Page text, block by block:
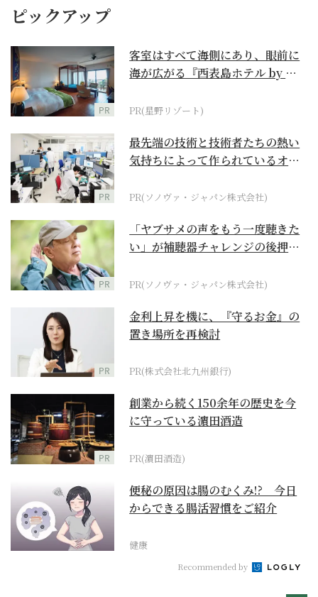
ピックアップ
PR
客室はすべて海側にあり、眼前に
海が広がる『西表島ホテル by 星
PR(星野リゾート)
PR
最先端の技術と技術者たちの熱い
気持ちによって作られているオー
PR(ソノヴァ・ジャパン株式会社)
PR
「ヤブサメの声をもう一度聴きた
い」が補聴器チャレンジの後押し
PR(ソノヴァ・ジャパン株式会社)
PR
金利上昇を機に、『守るお金』の
置き場所を再検討
PR(株式会社北九州銀行)
PR
創業から続く150余年の歴史を今
に守っている濵田酒造
PR(濵田酒造)
便秘の原因は腸のむくみ!? 今日
からできる腸活習慣をご紹介
健康
Recommended by